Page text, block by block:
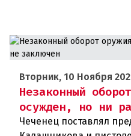
Вторник, 10 Ноября
Незаконный
осужден, но ни
Чеченец поставлял